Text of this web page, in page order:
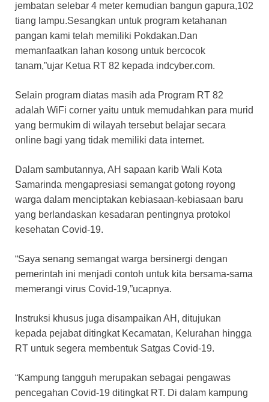
jembatan selebar 4 meter kemudian bangun gapura,102
tiang lampu.Sesangkan untuk program ketahanan
pangan kami telah memiliki Pokdakan.Dan
memanfaatkan lahan kosong untuk bercocok
tanam,”ujar Ketua RT 82 kepada indcyber.com.
Selain program diatas masih ada Program RT 82
adalah WiFi corner yaitu untuk memudahkan para murid
yang bermukim di wilayah tersebut belajar secara
online bagi yang tidak memiliki data internet.
Dalam sambutannya, AH sapaan karib Wali Kota
Samarinda mengapresiasi semangat gotong royong
warga dalam menciptakan kebiasaan-kebiasaan baru
yang berlandaskan kesadaran pentingnya protokol
kesehatan Covid-19.
“Saya senang semangat warga bersinergi dengan
pemerintah ini menjadi contoh untuk kita bersama-sama
memerangi virus Covid-19,”ucapnya.
Instruksi khusus juga disampaikan AH, ditujukan
kepada pejabat ditingkat Kecamatan, Kelurahan hingga
RT untuk segera membentuk Satgas Covid-19.
“Kampung tangguh merupakan sebagai pengawas
pencegahan Covid-19 ditingkat RT. Di dalam kampung